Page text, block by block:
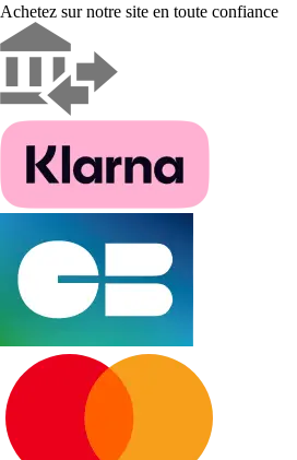
Achetez sur notre site en toute confiance